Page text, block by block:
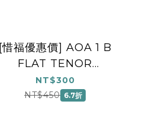
[惜福優惠價] AOA 1 B
FLAT TENOR
SAXOPHONE
NT$300
NT$450 6.7折